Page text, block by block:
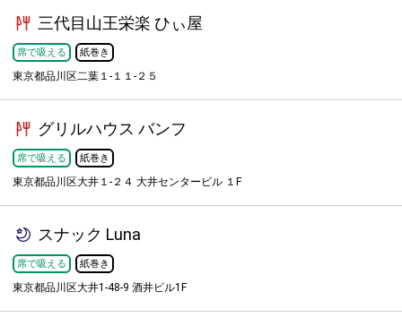
三代目山王栄楽 ひぃ屋
席で吸える 紙巻き
東京都品川区二葉１-１１-２５
グリルハウス バンフ
席で吸える 紙巻き
東京都品川区大井１-２４ 大井センタービル １F
スナック Luna
席で吸える 紙巻き
東京都品川区大井1-48-9 酒井ビル1F